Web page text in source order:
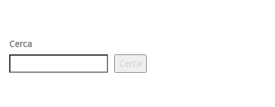
Cerca
Cerca